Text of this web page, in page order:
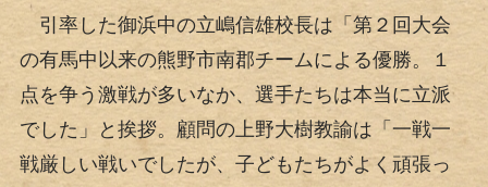
引率した御浜中の立嶋信雄校長は「第２回大会
の有馬中以来の熊野市南郡チームによる優勝。１
点を争う激戦が多いなか、選手たちは本当に立派
でした」と挨拶。顧問の上野大樹教諭は「一戦一
戦厳しい戦いでしたが、子どもたちがよく頑張っ